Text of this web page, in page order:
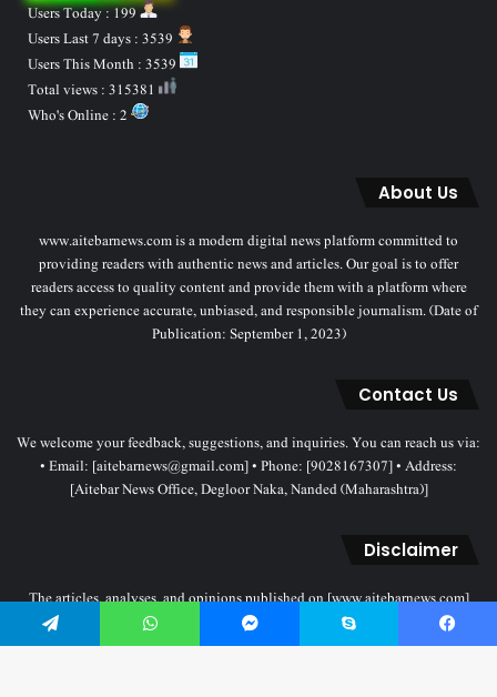
About Us
www.aitebarnews.com is a modern digital news platform committed to
providing readers with authentic news and articles. Our goal is to offer
readers access to quality content and provide them with a platform where
they can experience accurate, unbiased, and responsible journalism. (Date of
Publication: September 1, 2023)
Contact Us
We welcome your feedback, suggestions, and inquiries. You can reach us via:
• Email: [aitebarnews@gmail.com] • Phone: [9028167307] • Address:
[Aitebar News Office, Degloor Naka, Nanded (Maharashtra)]
Disclaimer
The articles, analyses, and opinions published on [www.aitebarnews.com]
solely represent the personal views and opinions of the authors. These views
do not necessarily reflect the stance of the Aitebar News management. Any
Facebook
Skype
Messenger
WhatsApp
Telegram